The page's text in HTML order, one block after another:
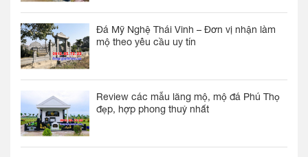
Đá Mỹ Nghệ Thái Vinh – Đơn vị nhận làm
mộ theo yêu cầu uy tín
Review các mẫu lăng mộ, mộ đá Phú Thọ
đẹp, hợp phong thuỷ nhất